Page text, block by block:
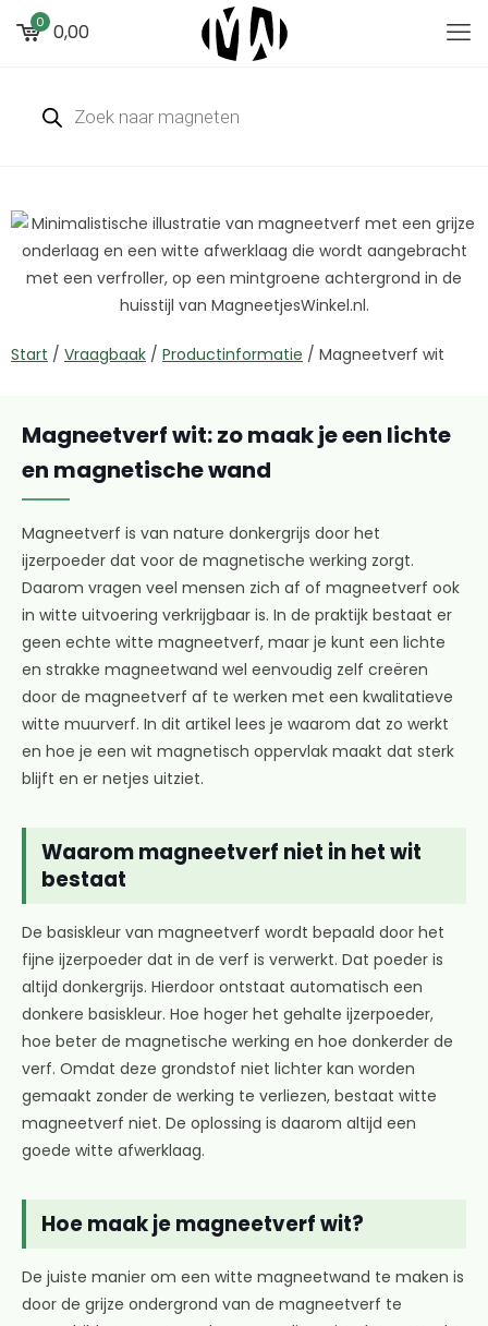
0 0,00
Start / Vraagbaak / Productinformatie / Magneetverf wit
Magneetverf wit: zo maak je een lichte
en magnetische wand
Magneetverf is van nature donkergrijs door het
ijzerpoeder dat voor de magnetische werking zorgt.
Daarom vragen veel mensen zich af of magneetverf ook
in witte uitvoering verkrijgbaar is. In de praktijk bestaat er
geen echte witte magneetverf, maar je kunt een lichte
en strakke magneetwand wel eenvoudig zelf creëren
door de magneetverf af te werken met een kwalitatieve
witte muurverf. In dit artikel lees je waarom dat zo werkt
en hoe je een wit magnetisch oppervlak maakt dat sterk
blijft en er netjes uitziet.
Waarom magneetverf niet in het wit
bestaat
De basiskleur van magneetverf wordt bepaald door het
fijne ijzerpoeder dat in de verf is verwerkt. Dat poeder is
altijd donkergrijs. Hierdoor ontstaat automatisch een
donkere basiskleur. Hoe hoger het gehalte ijzerpoeder,
hoe beter de magnetische werking en hoe donkerder de
verf. Omdat deze grondstof niet lichter kan worden
gemaakt zonder de werking te verliezen, bestaat witte
magneetverf niet. De oplossing is daarom altijd een
goede witte afwerklaag.
Hoe maak je magneetverf wit?
De juiste manier om een witte magneetwand te maken is
door de grijze ondergrond van de magneetverf te